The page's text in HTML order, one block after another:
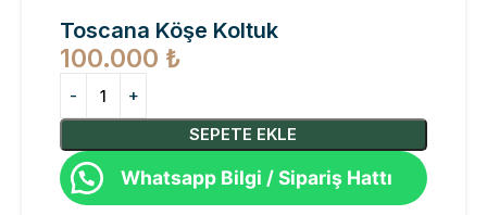
Toscana Köşe Koltuk
100.000 ₺
SEPETE EKLE
Whatsapp Bilgi / Sipariş Hattı